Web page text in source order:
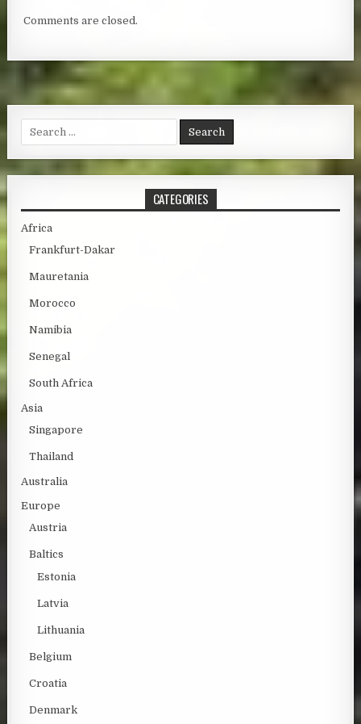
Comments are closed.
Search for:
CATEGORIES
Africa
Frankfurt-Dakar
Mauretania
Morocco
Namibia
Senegal
South Africa
Asia
Singapore
Thailand
Australia
Europe
Austria
Baltics
Estonia
Latvia
Lithuania
Belgium
Croatia
Denmark